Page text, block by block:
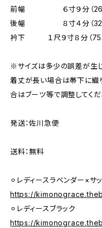
前幅 ６寸９分（
後幅 ８寸４分（
衿下 １尺９寸８分（
※サイズは多少の誤差が生
着丈が長い場合は帯下に織
合はブーツ等で調整してくだ
発送：佐川急便
送料：無料
⚪︎レディースラベンダー×サ
https://
⚪︎レディースブラック
https://